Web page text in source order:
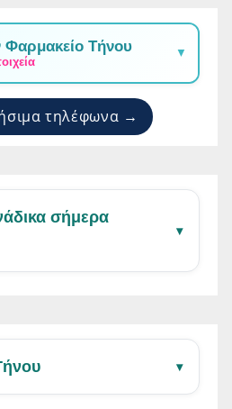
Φαρμακείο Τήνου ▼
τηλέφωνα →
σήμερα
▾
▾